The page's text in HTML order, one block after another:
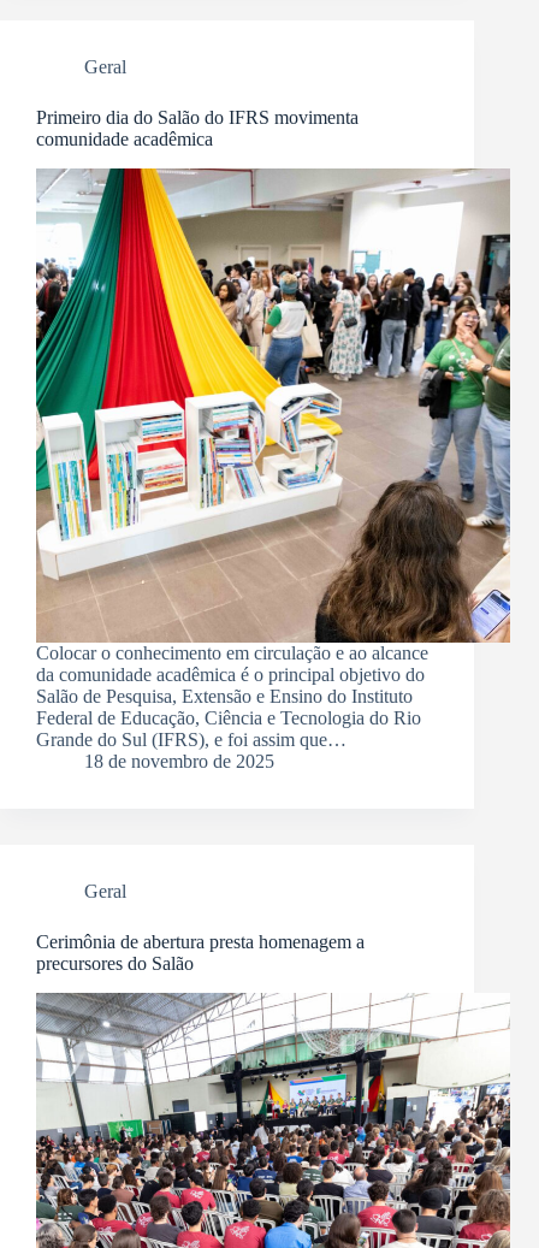
Geral
Primeiro dia do Salão do IFRS movimenta
comunidade acadêmica
Colocar o conhecimento em circulação e ao alcance
da comunidade acadêmica é o principal objetivo do
Salão de Pesquisa, Extensão e Ensino do Instituto
Federal de Educação, Ciência e Tecnologia do Rio
Grande do Sul (IFRS), e foi assim que…
18 de novembro de 2025
Geral
Cerimônia de abertura presta homenagem a
precursores do Salão